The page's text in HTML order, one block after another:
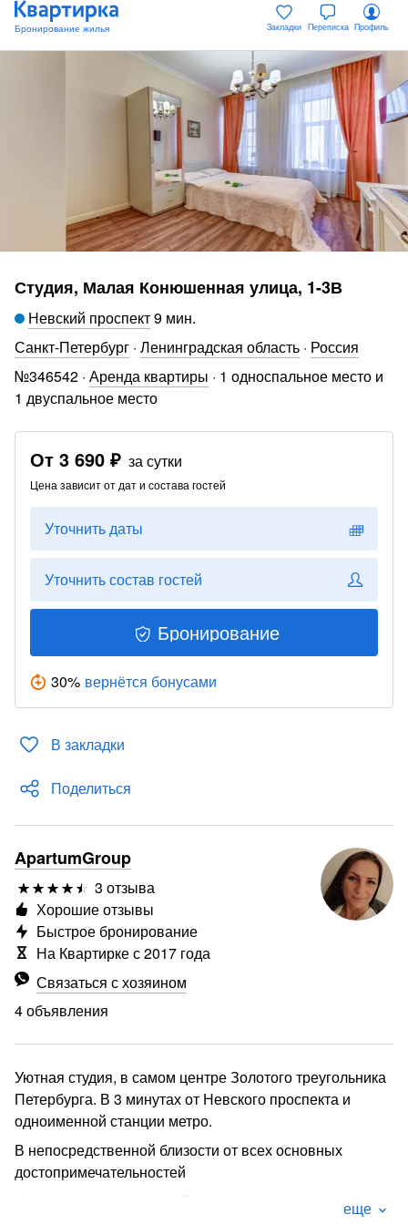
Закладки Переписка Профиль
Студия, Малая Конюшенная улица, 1-3В
Невский проспект9 мин.
Санкт-Петербург · Ленинградская область · Россия
№346542 · Аренда квартиры · 1 односпальное место и
1 двуспальное место
От 3 690 ₽ за сутки
Цена зависит от дат и состава гостей
Уточнить даты
Уточнить состав гостей
Бронирование
30% вернётся бонусами
В закладки
Поделиться
ApartumGroup
3 отзыва
Связаться с хозяином
4 объявления
Хорошие отзывы
Быстрое бронирование
На Квартирке с 2017 года
Уютная студия, в самом центре Золотого треугольника
Петербурга. В 3 минутах от Невского проспекта и
одноименной станции метро.
В непосредственной близости от всех основных
достопримечательностей
Из необходимых мелочей: утюг, гладильная доска,еще